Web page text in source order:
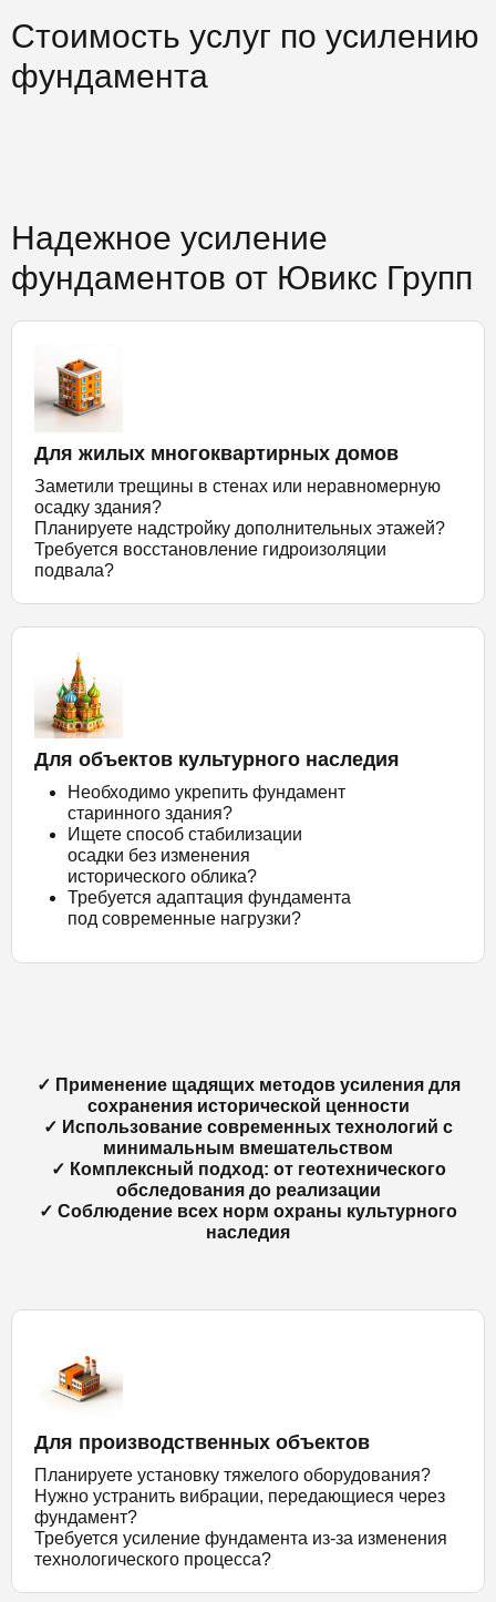
Стоимость услуг по усилению
фундамента
Надежное усиление
фундаментов от Ювикс Групп
Для жилых многоквартирных домов
Заметили трещины в стенах или неравномерную
осадку здания?
Планируете надстройку дополнительных этажей?
Требуется восстановление гидроизоляции
подвала?
Для объектов культурного наследия
Необходимо укрепить фундамент
старинного здания?
Ищете способ стабилизации
осадки без изменения
исторического облика?
Требуется адаптация фундамента
под современные нагрузки?
✓ Применение щадящих методов усиления для
сохранения исторической ценности
✓ Использование современных технологий с
минимальным вмешательством
✓ Комплексный подход: от геотехнического
обследования до реализации
✓ Соблюдение всех норм охраны культурного
наследия
Для производственных объектов
Планируете установку тяжелого оборудования?
Нужно устранить вибрации, передающиеся через
фундамент?
Требуется усиление фундамента из-за изменения
технологического процесса?